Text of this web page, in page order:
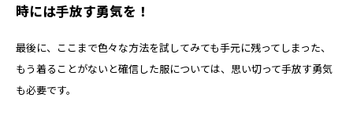
時には手放す勇気を！
最後に、ここまで色々な方法を試してみても手元に残ってしまった、
もう着ることがないと確信した服については、思い切って手放す勇気
も必要です。